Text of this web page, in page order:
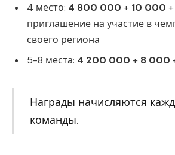
4 место: 4 800 000 + 10 000 +
приглашение на участие в
своего региона
5-8 места: 4 200 000 + 8 000
Награды начисляются
команды.